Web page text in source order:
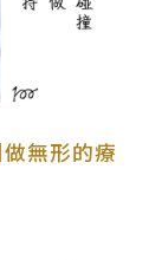
無形的療